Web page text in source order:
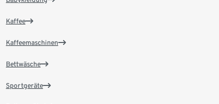
Kaffee
Kaffeemaschinen
Bettwäsche
Sportgeräte